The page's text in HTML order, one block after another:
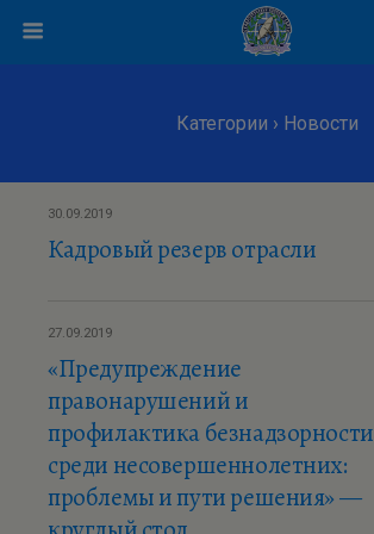
Категории › Новости
30.09.2019
Кадровый резерв отрасли
27.09.2019
«Предупреждение
правонарушений и
профилактика безнадзорности
среди несовершеннолетних:
проблемы и пути решения» —